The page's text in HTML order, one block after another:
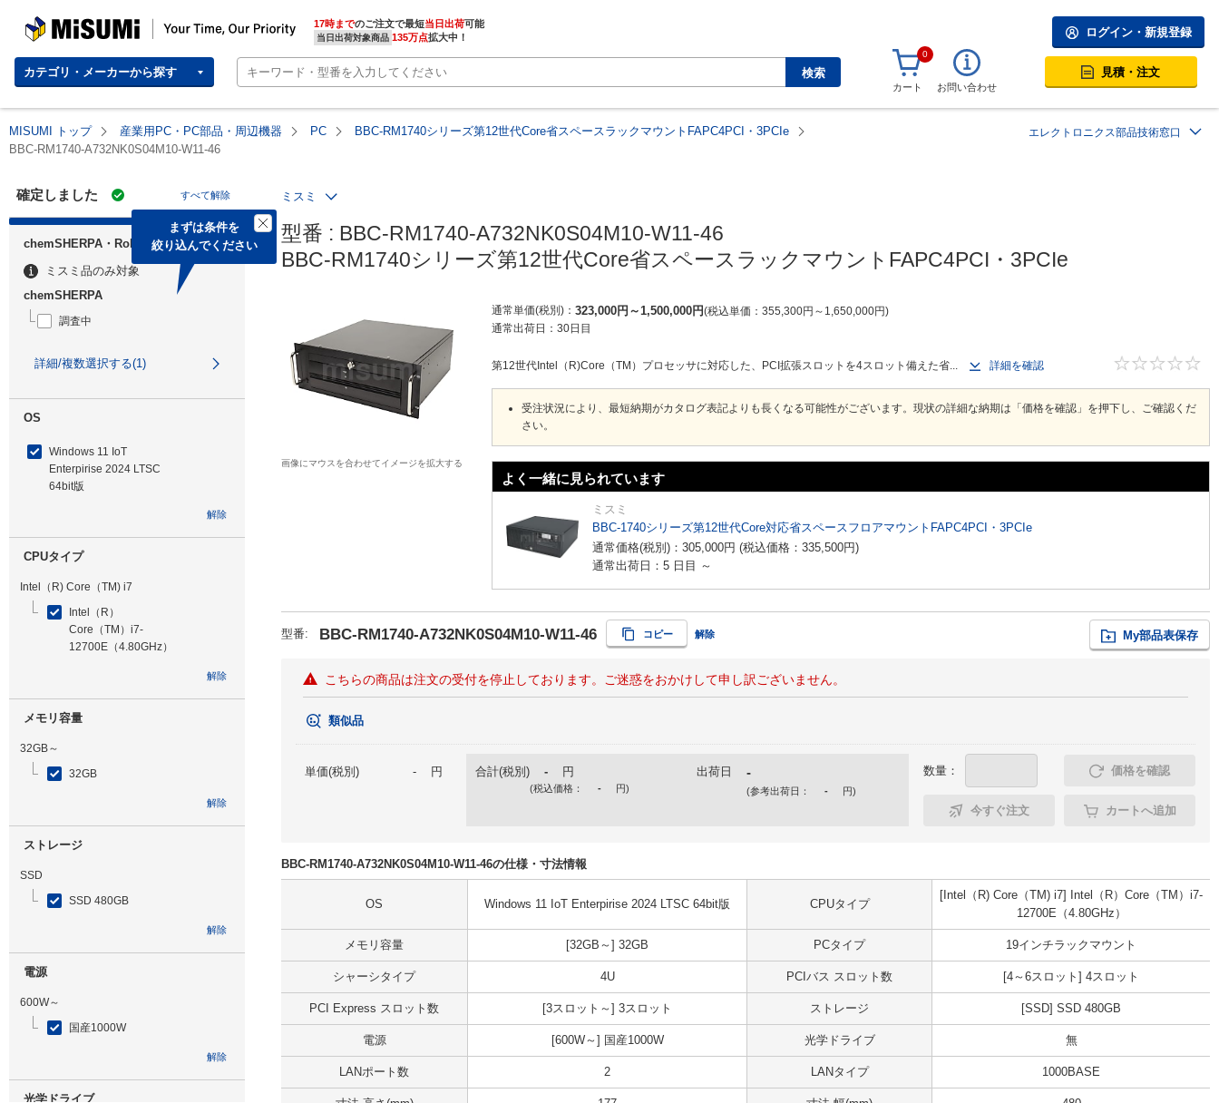
MISUMI | Your Time, Our Priority 17時までのご注文で最短当日出荷
当日出荷対象商品 135万点拡大中！
カテゴリ・メーカーから探す 検索
ログイン・新規登録
0
カート お問い合わせ
見積・注文
MISUMI トップ 産業用PC・PC部品・周辺機器 PC
BBC-RM1740シリーズ第12世代Core省スペースラックマウントFAPC4PCI・3PCIe
BBC-RM1740-A732NK0S04M10-W11-46
エレクトロニクス部品技術窓口
確定しました すべて解除
まずは条件を
絞り込んでください
chemSHERPA・RoHS
ミスミ品のみ対象
chemSHERPA
調査中
詳細/複数選択する(1)
OS
Windows 11 IoT
Enterpirise 2024 LTSC
64bit版
解除
CPUタイプ
Intel（R) Core（TM) i7
Intel（R）
Core（TM）i7-
12700E（4.80GHz）
解除
メモリ容量
32GB～
32GB
解除
ストレージ
SSD
SSD 480GB
解除
電源
600W～
国産1000W
解除
光学ドライブ
ミスミ
型番 : BBC-RM1740-A732NK0S04M10-W11-46
BBC-RM1740シリーズ第12世代Core省スペースラックマウントFAPC4PCI・3PCIe
画像にマウスを合わせてイメージを拡大する
通常単価(税別) 323,000円 ～1,500,000円 税込単価 355,300円 ～ 1,650,000円
通常出荷日： 30日目
第12世代Intel（R)Core（TM）プロセッサに対応した、PCI拡張スロットを4スロット備えた省... 詳細を確認
受注状況により、最短納期がカタログ表記よりも長くなる可能性がございます。現状の詳細な納期は「価格を確認」を押下し、ご確認くだ
さい。
よく一緒に見られています
ミスミ
BBC-1740シリーズ第12世代Core対応省スペースフロアマウントFAPC4PCI・3PCIe
通常価格(税別)： 305,000円 (税込価格： 335,500円)
通常出荷日：5 日目 ～
型番: BBC-RM1740-A732NK0S04M10-W11-46 コピー 解除 My部品表保存
こちらの商品は注文の受付を停止しております。ご迷惑をおかけして申し訳ございません。
類似品
単価(税別) - 円 合計(税別) - 円
(税込価格： - 円)
出荷日 -
(参考出荷日： - 円)
数量： 価格を確認
今すぐ注文 カートへ追加
BBC-RM1740-A732NK0S04M10-W11-46の仕様・寸法情報
OS Windows 11 IoT Enterpirise 2024 LTSC 64bit版 CPUタイプ
[Intel（R) Core（TM) i7] Intel（R）Core（TM）i7-
12700E（4.80GHz）
メモリ容量 [32GB～] 32GB PCタイプ 19インチラックマウント
シャーシタイプ 4U PCIバス スロット数 [4～6スロット] 4スロット
PCI Express スロット数 [3スロット～] 3スロット ストレージ [SSD] SSD 480GB
電源 [600W～] 国産1000W 光学ドライブ 無
LANポート数 2 LANタイプ 1000BASE